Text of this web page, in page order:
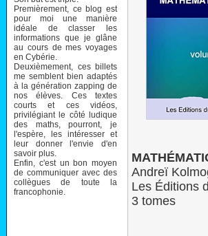
Premièrement, ce blog est
pour moi une manière
idéale de classer les
informations que je glâne
au cours de mes voyages
en Cybérie.
Deuxièmement, ces billets
me semblent bien adaptés
à la génération zapping de
nos élèves. Ces textes
courts et ces vidéos,
privilégiant le côté ludique
des maths, pourront, je
l'espère, les intéresser et
leur donner l'envie d'en
savoir plus.
Enfin, c'est un bon moyen
de communiquer avec des
collègues de toute la
francophonie.
Andreï
Les Éditions
3 tomes